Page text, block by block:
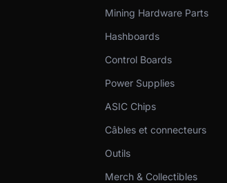
Mining Hardware Parts
Hashboards
Control Boards
Power Supplies
ASIC Chips
Câbles et connecteurs
Outils
Merch & Collectibles